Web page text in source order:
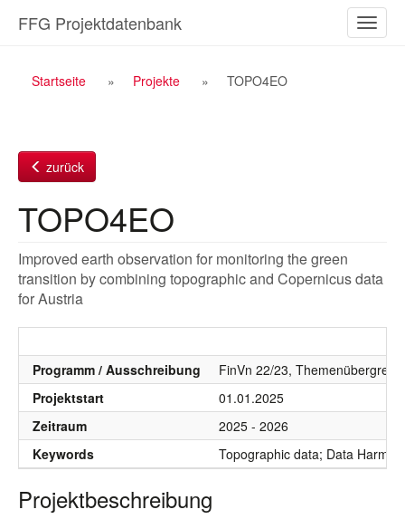
Inhalt
ein-/
FFG Projektdatenbank
Breadcrumb
Startseite Projekte TOPO4EO
zurück
TOPO4EO
Improved earth observation for monitoring the green
transition by combining topographic and Copernicus data
for Austria
Programm / Ausschreibung
FinVn 22/23,
Projektstart
01.01.2025
Zeitraum
2025 - 2026
Keywords
Topographic data; Data
Projektbeschreibung